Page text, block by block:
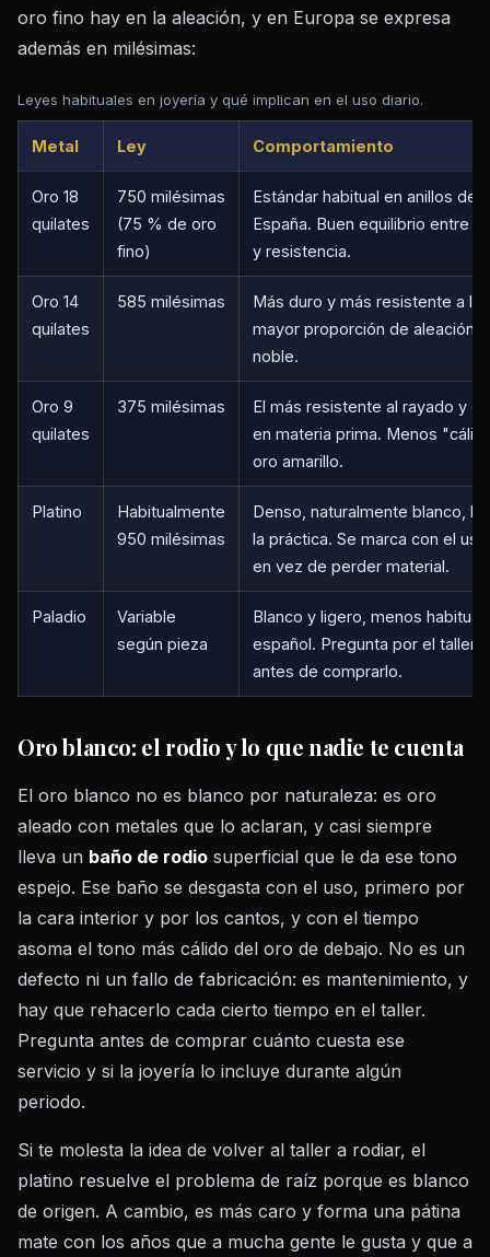
oro fino hay en la aleación, y en Europa se expresa
además en milésimas:
Leyes habituales en joyería y qué implican en el uso diario.
Metal Ley Comportamiento
Oro 18
quilates
750 milésimas
(75 % de oro
fino)
Estándar habitual en anillos de
España. Buen equilibrio entre
y resistencia.
Oro 14
quilates
585 milésimas
Más duro y más resistente a
mayor proporción de aleación.
noble.
Oro 9
quilates
375 milésimas
El más resistente al rayado y
en materia prima. Menos
oro amarillo.
Platino
Habitualmente
950 milésimas
Denso, naturalmente blanco,
la práctica. Se marca con el
en vez de perder material.
Paladio
Variable
según pieza
Blanco y ligero, menos
español. Pregunta por el taller
antes de comprarlo.
Oro blanco: el rodio y lo que nadie te cuenta
El oro blanco no es blanco por naturaleza: es oro
aleado con metales que lo aclaran, y casi siempre
lleva un baño de rodio superficial que le da ese tono
espejo. Ese baño se desgasta con el uso, primero por
la cara interior y por los cantos, y con el tiempo
asoma el tono más cálido del oro de debajo. No es un
defecto ni un fallo de fabricación: es mantenimiento, y
hay que rehacerlo cada cierto tiempo en el taller.
Pregunta antes de comprar cuánto cuesta ese
servicio y si la joyería lo incluye durante algún
periodo.
Si te molesta la idea de volver al taller a rodiar, el
platino resuelve el problema de raíz porque es blanco
de origen. A cambio, es más caro y forma una pátina
mate con los años que a mucha gente le gusta y que a